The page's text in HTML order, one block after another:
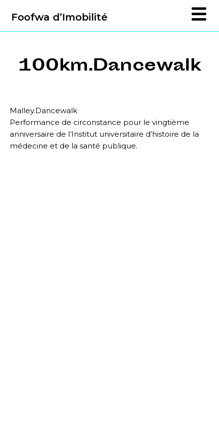
Foofwa d’Imobilité
100km.Dancewalk
Malley.Dancewalk
Performance de circonstance pour le vingtième
anniversaire de l’Institut universitaire d’histoire de la
médecine et de la santé publique.